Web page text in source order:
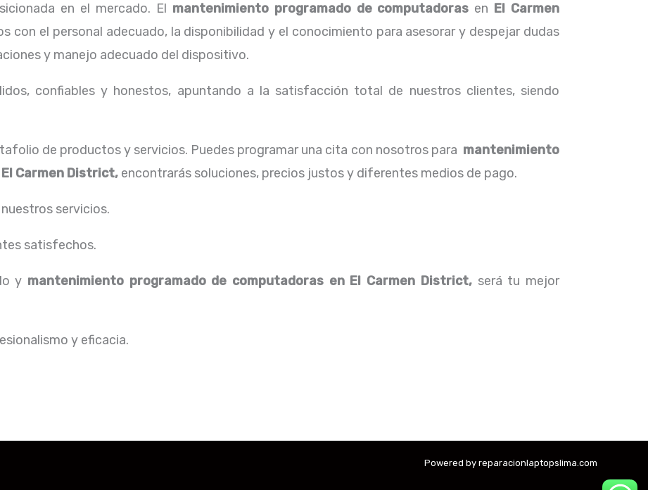
en el mercado. El mantenimiento programado de computadoras en El Carmen
con el personal adecuado, la disponibilidad y el conocimiento para asesorar y despejar dudas
y manejo adecuado del dispositivo.
confiables y honestos, apuntando a la satisfacción total de nuestros clientes, siendo
de productos y servicios. Puedes programar una cita con nosotros para mantenimiento
El Carmen District, encontrarás soluciones, precios justos y diferentes medios de pago.
servicios.
satisfechos.
y mantenimiento programado de computadoras en El Carmen District, será tu mejor
y eficacia.
Powered by reparacionlaptopslima.com